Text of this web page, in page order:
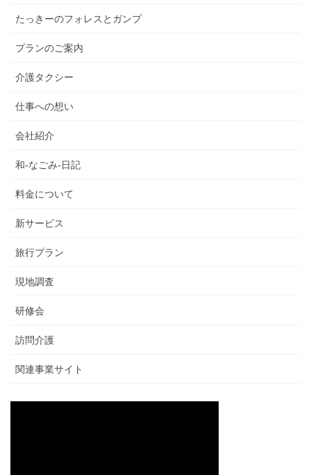
たっきーのフォレスとガンプ
プランのご案内
介護タクシー
仕事への想い
会社紹介
和-なごみ-日記
料金について
新サービス
旅行プラン
現地調査
研修会
訪問介護
関連事業サイト